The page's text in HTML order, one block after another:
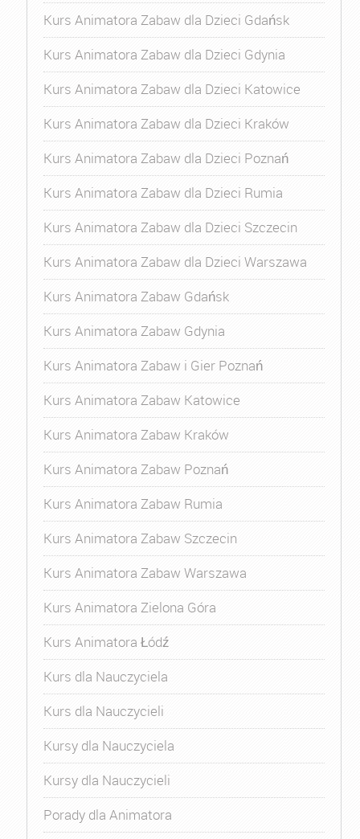
Kurs Animatora Zabaw dla Dzieci Gdańsk
Kurs Animatora Zabaw dla Dzieci Gdynia
Kurs Animatora Zabaw dla Dzieci Katowice
Kurs Animatora Zabaw dla Dzieci Kraków
Kurs Animatora Zabaw dla Dzieci Poznań
Kurs Animatora Zabaw dla Dzieci Rumia
Kurs Animatora Zabaw dla Dzieci Szczecin
Kurs Animatora Zabaw dla Dzieci Warszawa
Kurs Animatora Zabaw Gdańsk
Kurs Animatora Zabaw Gdynia
Kurs Animatora Zabaw i Gier Poznań
Kurs Animatora Zabaw Katowice
Kurs Animatora Zabaw Kraków
Kurs Animatora Zabaw Poznań
Kurs Animatora Zabaw Rumia
Kurs Animatora Zabaw Szczecin
Kurs Animatora Zabaw Warszawa
Kurs Animatora Zielona Góra
Kurs Animatora Łódź
Kurs dla Nauczyciela
Kurs dla Nauczycieli
Kursy dla Nauczyciela
Kursy dla Nauczycieli
Porady dla Animatora